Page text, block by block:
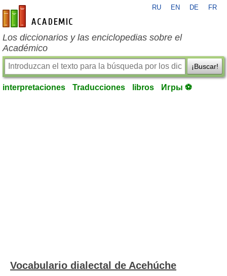
es-academic.com
RU EN DE FR
Los diccionarios y las enciclopedias sobre el
Académico
¡Buscar!
interpretaciones Traducciones libros Игры ⚽
Vocabulario dialectal de Acehúche